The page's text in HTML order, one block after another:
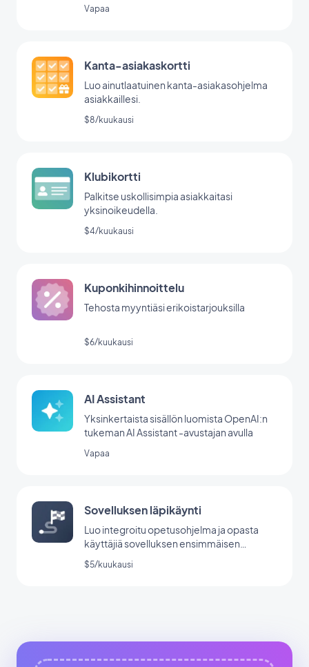
Vapaa
Kanta-asiakaskortti
Luo ainutlaatuinen kanta-asiakasohjelma
asiakkaillesi.
$8/kuukausi
Klubikortti
Palkitse uskollisimpia asiakkaitasi
yksinoikeudella.
$4/kuukausi
Kuponkihinnoittelu
Tehosta myyntiäsi erikoistarjouksilla
$6/kuukausi
AI Assistant
Yksinkertaista sisällön luomista OpenAI:n
tukeman AI Assistant -avustajan avulla
Vapaa
Sovelluksen läpikäynti
Luo integroitu opetusohjelma ja opasta
käyttäjiä sovelluksen ensimmäisen
käynnistyksen aikana.
$5/kuukausi